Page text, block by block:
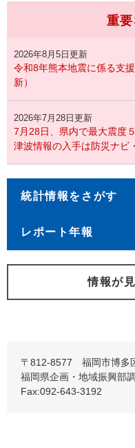
重
2026年8月5日更新
令和8年熊本地震に係る支
新）
2026年7月28日更新
7月28日、県内で最大震度
津波情報の入手は防災ナビ
統計情報をさがす
レポート年報
情報が
〒812-8577 福岡市博多
福岡県企画・地域振興
Fax:092-643-3192